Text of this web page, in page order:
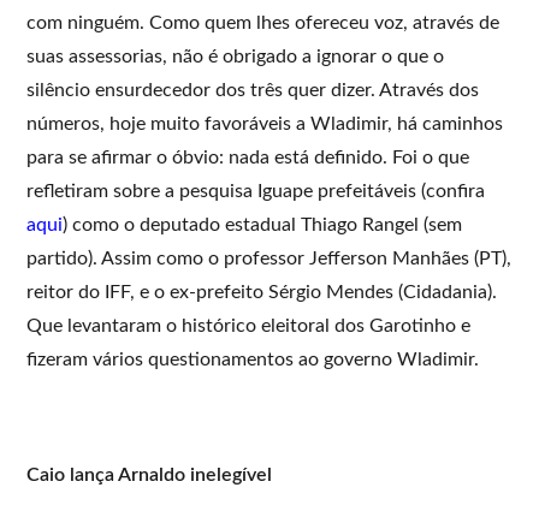
com ninguém. Como quem lhes ofereceu voz, através de
suas assessorias, não é obrigado a ignorar o que o
silêncio ensurdecedor dos três quer dizer. Através dos
números, hoje muito favoráveis a Wladimir, há caminhos
para se afirmar o óbvio: nada está definido. Foi o que
refletiram sobre a pesquisa Iguape prefeitáveis (confira
aqui) como o deputado estadual Thiago Rangel (sem
partido). Assim como o professor Jefferson Manhães (PT),
reitor do IFF, e o ex-prefeito Sérgio Mendes (Cidadania).
Que levantaram o histórico eleitoral dos Garotinho e
fizeram vários questionamentos ao governo Wladimir.
Caio lança Arnaldo inelegível